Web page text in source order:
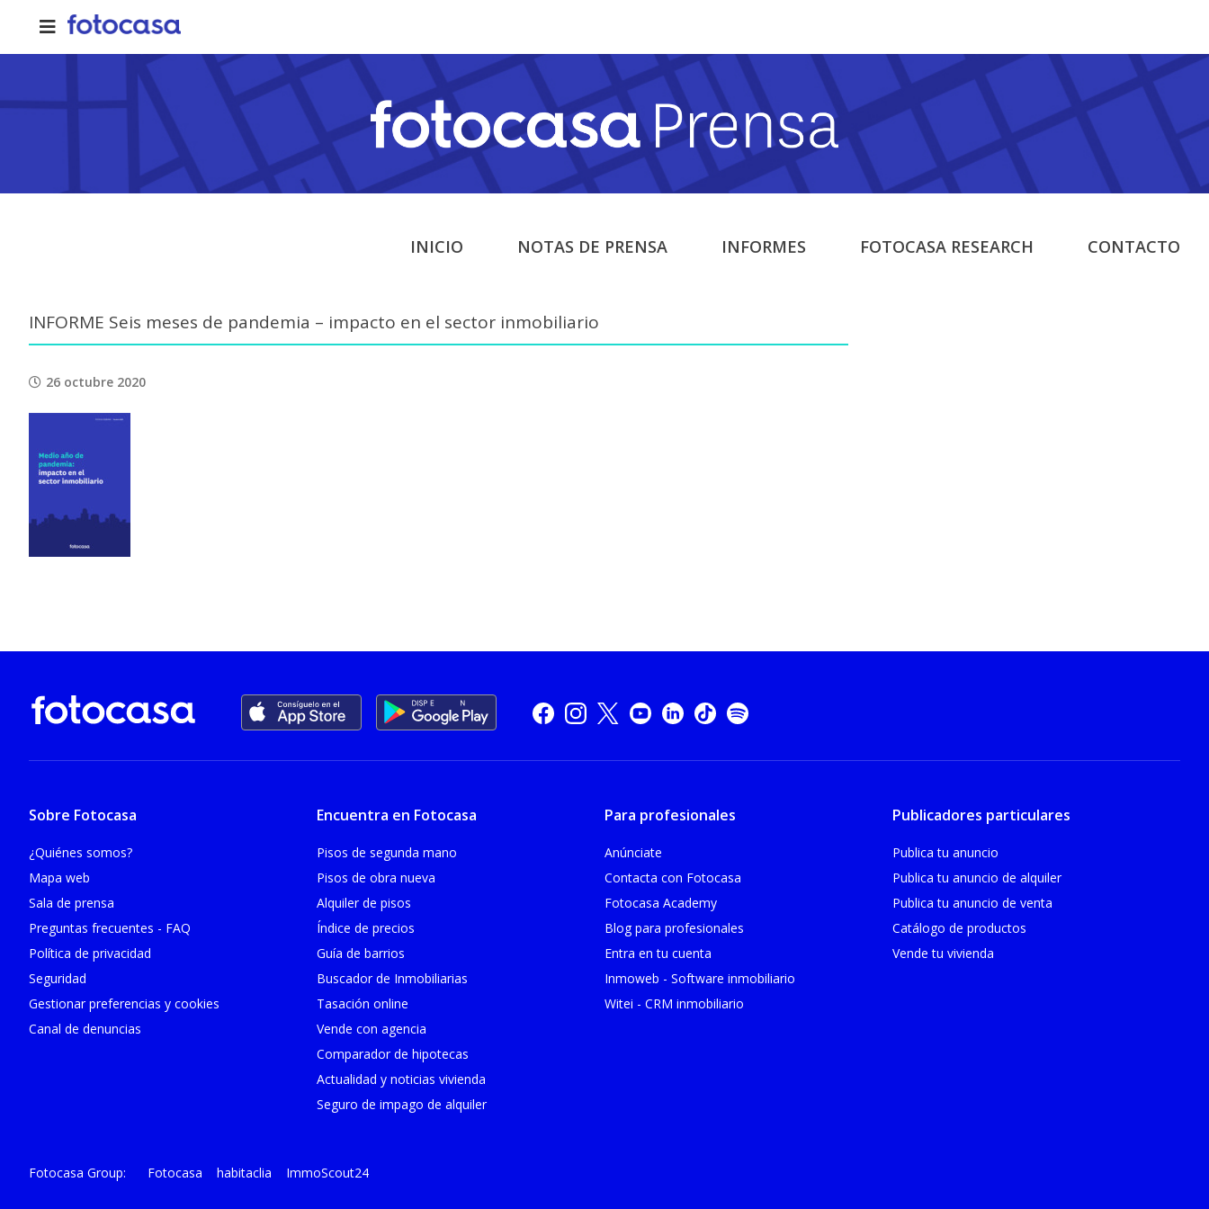
content
INICIO NOTAS DE PRENSA INFORMES FOTOCASA RESEARCH CONTACTO
INFORME Seis meses de pandemia – impacto en el sector inmobiliario
26 octubre 2020
Sobre Fotocasa
¿Quiénes somos?
Mapa web
Sala de prensa
Preguntas frecuentes - FAQ
Política de privacidad
Seguridad
Gestionar preferencias y cookies
Canal de denuncias
Encuentra en Fotocasa
Pisos de segunda mano
Pisos de obra nueva
Alquiler de pisos
Índice de precios
Guía de barrios
Buscador de Inmobiliarias
Tasación online
Vende con agencia
Comparador de hipotecas
Actualidad y noticias vivienda
Seguro de impago de alquiler
Para profesionales
Anúnciate
Contacta con Fotocasa
Fotocasa Academy
Blog para profesionales
Entra en tu cuenta
Inmoweb - Software inmobiliario
Witei - CRM inmobiliario
Publicadores particulares
Publica tu anuncio
Publica tu anuncio de alquiler
Publica tu anuncio de venta
Catálogo de productos
Vende tu vivienda
Fotocasa Group Fotocasa habitaclia ImmoScout24